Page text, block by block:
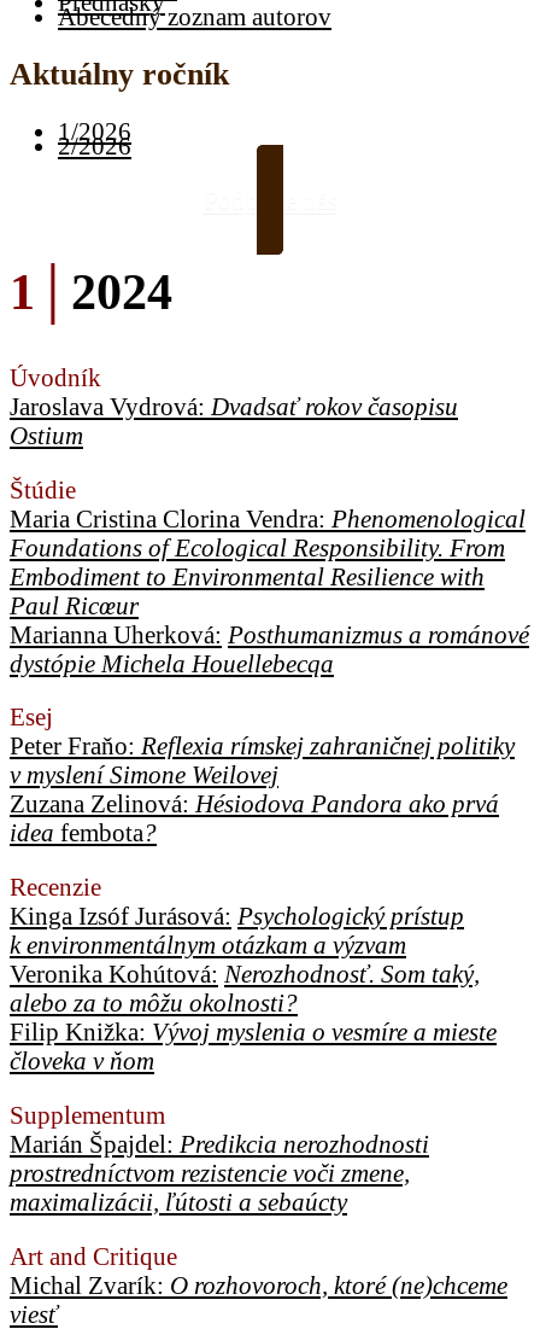
Abecedný zoznam autorov
Aktuálny ročník
1/2026
2/2026
1│ 2024
Úvodník
Jaroslava Vydrová: Dvadsať rokov časopisu
Ostium
Štúdie
Maria Cristina Clorina Vendra: Phenomenological
Foundations of Ecological Responsibility. From
Embodiment to Environmental Resilience with
Paul Ricœur
Marianna Uherková: Posthumanizmus a románové
dystópie Michela Houellebecqa
Esej
Peter Fraňo: Reflexia rímskej zahraničnej politiky
v myslení Simone Weilovej
Zuzana Zelinová: Hésiodova Pandora ako prvá
idea fembota?
Recenzie
Kinga Izsóf Jurásová: Psychologický prístup
k environmentálnym otázkam a výzvam
Veronika Kohútová: Nerozhodnosť. Som taký,
alebo za to môžu okolnosti?
Filip Knižka: Vývoj myslenia o vesmíre a mieste
človeka v ňom
Supplementum
Marián Špajdel: Predikcia nerozhodnosti
prostredníctvom rezistencie voči zmene,
maximalizácii, ľútosti a sebaúcty
Art and Critique
Michal Zvarík: O rozhovoroch, ktoré (ne)chceme
viesť